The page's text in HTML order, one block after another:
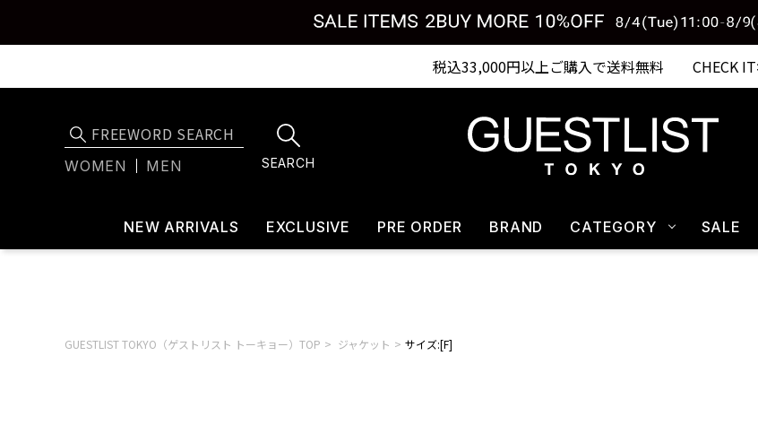
税込33,000円以上ご購入で送料無料 CHECK
WOMEN MEN SEARCH
NEW ARRIVALS EXCLUSIVE PRE ORDER BRAND CATEGORY SALE
GUESTLIST TOKYO（ゲストリスト トーキョー）TOP ジャケット サイズ:[F]